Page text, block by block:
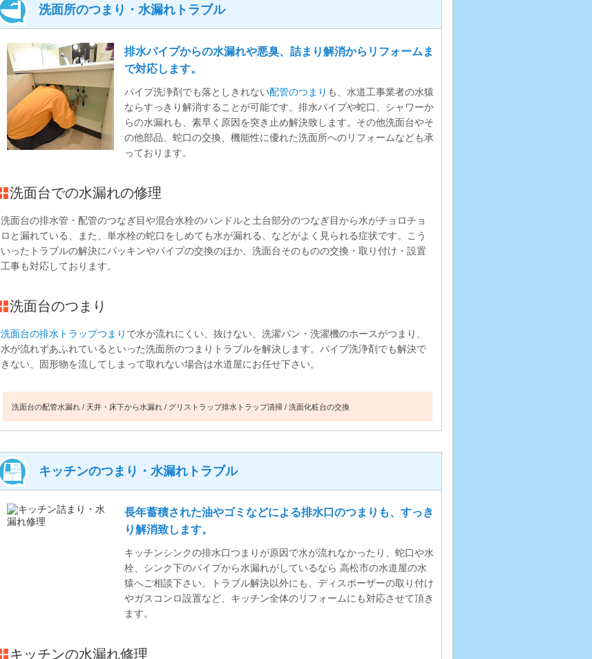
洗面所のつまり・水漏れトラブル
排水パイプからの水漏れや悪臭、詰まり解消からリフォームま
で対応します。
パイプ洗浄剤でも落としきれない配管のつまり も、水道工事業者の水猿
ならすっきり解消することが可能です。排水パイプや蛇口、シャワーか
らの水漏れも、素早く原因を突き止め解決致します。その他洗面台やそ
の他部品、蛇口の交換、機能性に優れた洗面所へのリフォームなども承
っております。
洗面台での水漏れの修理
洗面台の排水管・配管のつなぎ目や混合水栓のハンドルと土台部分のつなぎ目から水がチョロチョ
ロと漏れている、また、単水栓の蛇口をしめても水が漏れる、などがよく見られる症状です。こう
いったトラブルの解決にパッキンやパイプの交換のほか、洗面台そのものの交換・取り付け・設置
工事も対応しております。
洗面台のつまり
洗面台の排水トラップつまり で水が流れにくい、抜けない、洗濯パン・洗濯機のホースがつまり、
水が流れずあふれているといった洗面所のつまりトラブルを解決します。パイプ洗浄剤でも解決で
きない、固形物を流してしまって取れない場合は水道屋にお任せ下さい。
洗面台の配管水漏れ 天井・床下から水漏れ グリストラップ排水トラップ清掃 洗面化粧台の交換
キッチンのつまり・水漏れトラブル
長年蓄積された油やゴミなどによる排水口のつまりも、すっき
り解消致します。
キッチンシンクの排水口つまりが原因で水が流れなかったり、蛇口や水
栓、シンク下のパイプから水漏れがしているなら 高松市の水道屋の水
猿へご相談下さい。トラブル解決以外にも、ディスポーザーの取り付け
やガスコンロ設置など、キッチン全体のリフォームにも対応させて頂き
ます。
キッチンの水漏れ修理